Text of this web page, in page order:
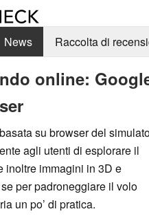
News Raccolta di
online:
su browser del
agli utenti di esplorare il
inoltre immagini in 3D e
per padroneggiare il volo
un po’ di pratica.